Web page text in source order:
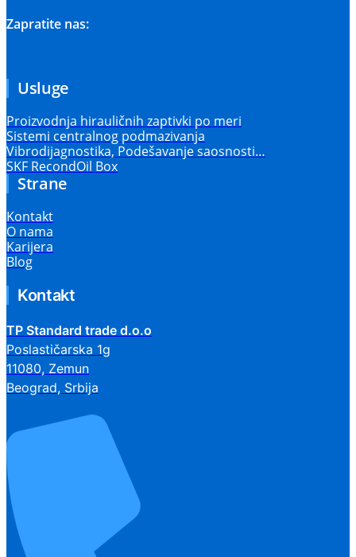
Zapratite nas:
Usluge
Proizvodnja hirauličnih zaptivki po meri
Sistemi centralnog podmazivanja
Vibrodijagnostika, Podešavanje saosnosti…
SKF RecondOil Box
Strane
Kontakt
O nama
Karijera
Blog
Kontakt
TP Standard trade d.o.o
Poslastičarska 1g
11080, Zemun
Beograd, Srbija